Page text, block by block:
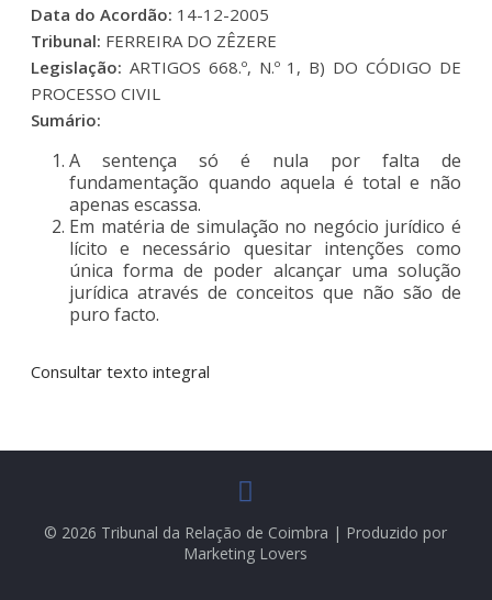
Data do Acordão: 14-12-2005
Tribunal: FERREIRA DO ZÊZERE
Legislação: ARTIGOS 668.º, N.º 1, B) DO CÓDIGO DE
PROCESSO CIVIL
Sumário:
A sentença só é nula por falta de
fundamentação quando aquela é total e não
apenas escassa.
Em matéria de simulação no negócio jurídico é
lícito e necessário quesitar intenções como
única forma de poder alcançar uma solução
jurídica através de conceitos que não são de
puro facto.
Consultar texto integral
© 2026 Tribunal da Relação de Coimbra | Produzido por
Marketing Lovers